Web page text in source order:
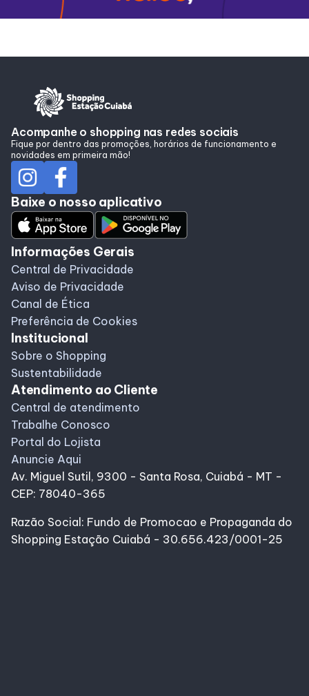
Acompanhe o shopping nas redes sociais
Fique por dentro das promoções, horários de funcionamento e
novidades em primeira mão!
Baixe o nosso aplicativo
Informações Gerais
Central de Privacidade
Aviso de Privacidade
Canal de Ética
Preferência de Cookies
Institucional
Sobre o Shopping
Sustentabilidade
Atendimento ao Cliente
Central de atendimento
Trabalhe Conosco
Portal do Lojista
Anuncie Aqui
Av. Miguel Sutil, 9300 - Santa Rosa, Cuiabá - MT -
CEP: 78040-365
Razão Social: Fundo de Promocao e Propaganda do
Shopping Estação Cuiabá - 30.656.423/0001-25